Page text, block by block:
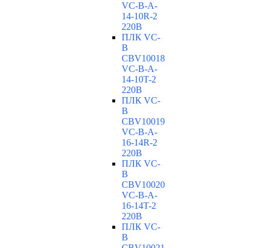
VC-В-A-
14-10R-2
220В
ПЛК VC-
B
CBV10018
VC-В-A-
14-10T-2
220В
ПЛК VC-
B
CBV10019
VC-В-A-
16-14R-2
220В
ПЛК VC-
B
CBV10020
VC-В-A-
16-14T-2
220В
ПЛК VC-
B